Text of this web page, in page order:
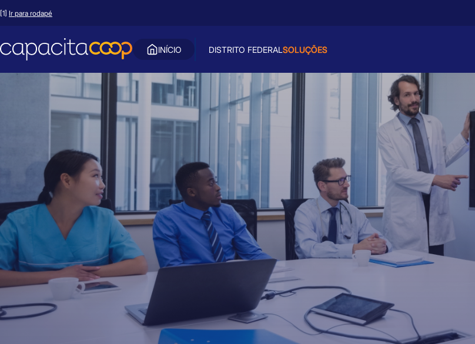
[1] Ir para rodapé
INÍCIO DISTRITO FEDERALSOLUÇÕES